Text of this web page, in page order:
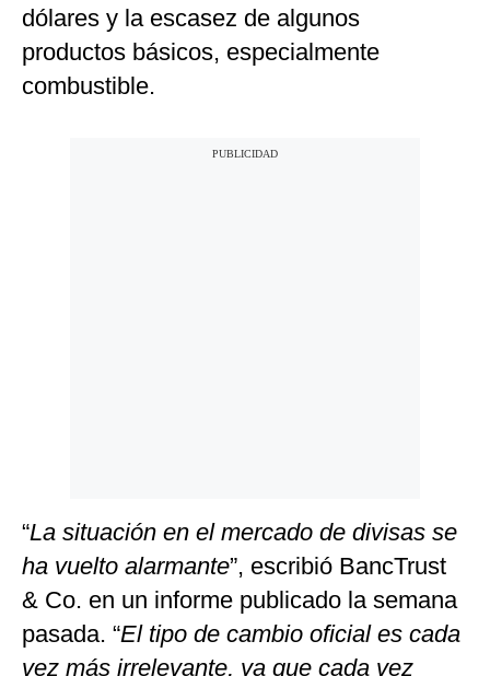
dólares y la escasez de algunos
productos básicos, especialmente
combustible.
“La situación en el mercado de divisas se
ha vuelto alarmante”, escribió BancTrust
& Co. en un informe publicado la semana
pasada. “El tipo de cambio oficial es cada
vez más irrelevante, ya que cada vez